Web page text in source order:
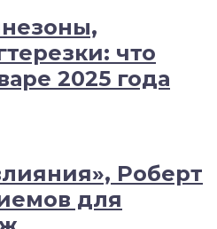
что
2025 года
Роберт
для